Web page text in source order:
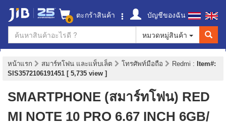
0 ตะกร้าสินค้า
บัญชีของฉัน
หมวดหมู่สินค้า
หน้าแรก สมาร์ทโฟน และแท็บเล็ต โทรศัพท์มือถือ Redmi : Item#:
SIS3572106191451 [ 5,735 view ]
SMARTPHONE (สมาร์ทโฟน) RED
MI NOTE 10 PRO 6.67 INCH 6GB/